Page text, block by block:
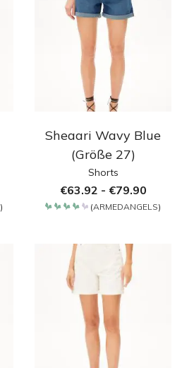
)
Sheaari Wavy Blue
(Größe 27)
Shorts
€63.92 - €79.90
(ARMEDANGELS)